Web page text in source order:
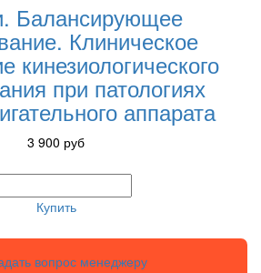
Балансирующее
Клиническое
кинезиологического
при патологиях
аппарата
3 900 руб
Купить
вопрос менеджеру